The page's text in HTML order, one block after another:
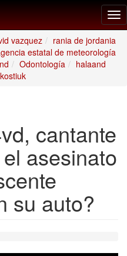
vazquez
rania de jordania
estatal de meteorología
Odontología
halaand
cantante
asesinato
su auto?